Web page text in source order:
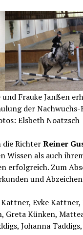
Frauke Janßen
der
Elsbeth Noatzsch
RichterReiner
Wissen als auch
erfolgreich. Zum
und
Evke Kattner,
Greta Künken,
Johanna